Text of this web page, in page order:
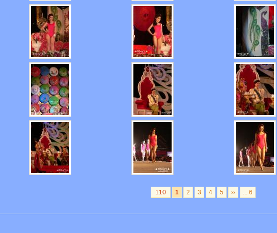
110 1 2 3 4 5 ›› ... 6